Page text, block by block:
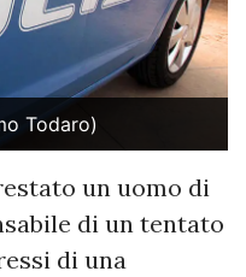
Todaro)
un uomo di
di un tentato
di una